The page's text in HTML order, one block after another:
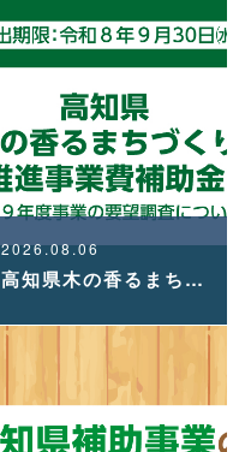
2026.08.06
高知県木の香るまちづくり推進事業費補助金〜令和９年度事業の要望調査について〜